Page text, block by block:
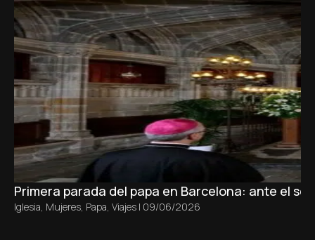
Primera parada del papa en Barcelona: ante el
Iglesia, Mujeres, Papa, Viajes | 09/06/2026